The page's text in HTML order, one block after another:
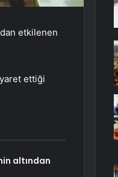
etkilenen
ettiği
altından